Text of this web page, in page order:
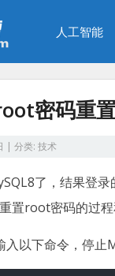
人工智能
密码重
| 分类: 技术
了，结果登
置root密码的过程
入以下命令，停止